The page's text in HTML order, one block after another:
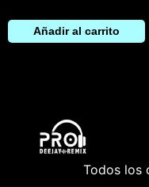
Añadir al carrito
Todos los